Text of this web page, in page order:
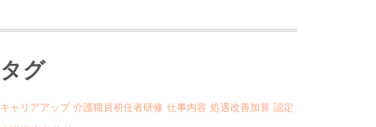
タグ
キャリアアップ 介護職員初任者研修 仕事内容 処遇改善加算 認定